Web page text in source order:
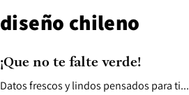
diseño chileno
Datos frescos y lindos pensados para ti...
¡Que no te falte verde!